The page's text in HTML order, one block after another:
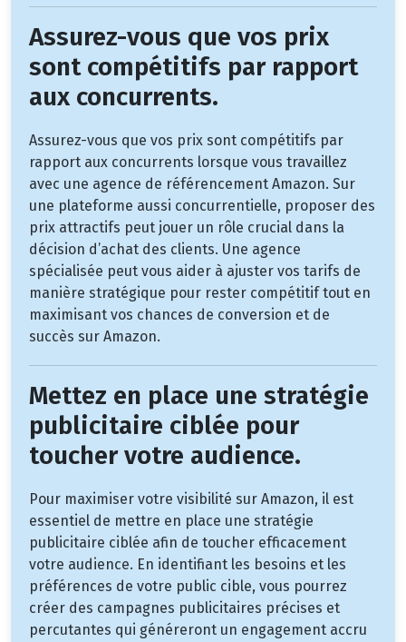
Assurez-vous que vos prix
sont compétitifs par rapport
aux concurrents.
Assurez-vous que vos prix sont compétitifs par
rapport aux concurrents lorsque vous travaillez
avec une agence de référencement Amazon. Sur
une plateforme aussi concurrentielle, proposer des
prix attractifs peut jouer un rôle crucial dans la
décision d’achat des clients. Une agence
spécialisée peut vous aider à ajuster vos tarifs de
manière stratégique pour rester compétitif tout en
maximisant vos chances de conversion et de
succès sur Amazon.
Mettez en place une stratégie
publicitaire ciblée pour
toucher votre audience.
Pour maximiser votre visibilité sur Amazon, il est
essentiel de mettre en place une stratégie
publicitaire ciblée afin de toucher efficacement
votre audience. En identifiant les besoins et les
préférences de votre public cible, vous pourrez
créer des campagnes publicitaires précises et
percutantes qui généreront un engagement accru